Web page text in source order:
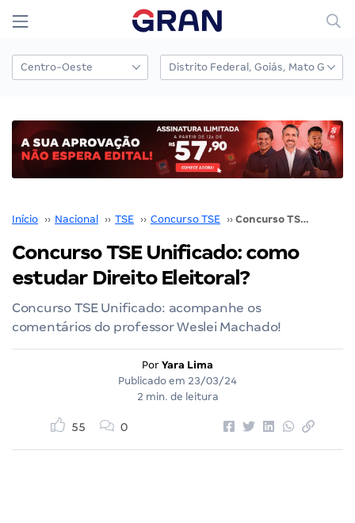
Início ›› Nacional ›› TSE ›› Concurso TSE ›› Concurso TSE Unificado: como estudar Direito Eleitoral?
Concurso TSE Unificado: como
estudar Direito Eleitoral?
Concurso TSE Unificado: acompanhe os
comentários do professor Weslei Machado!
Por Yara Lima
Publicado em 23/03/24
2 min. de leitura
55 0